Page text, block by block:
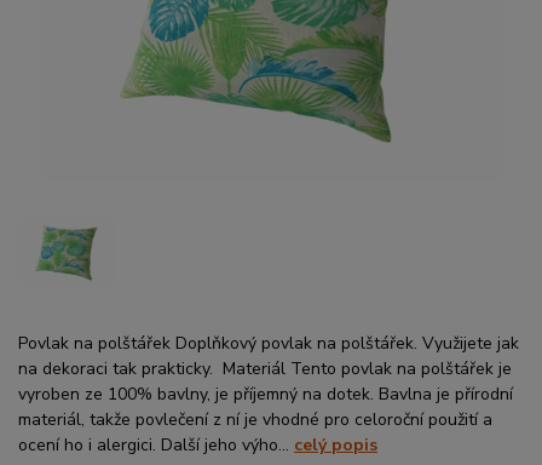
Povlak na polštářek Doplňkový povlak na polštářek. Využijete jak
na dekoraci tak prakticky. Materiál Tento povlak na polštářek je
vyroben ze 100% bavlny, je příjemný na dotek. Bavlna je přírodní
materiál, takže povlečení z ní je vhodné pro celoroční použití a
ocení ho i alergici. Další jeho výho... celý popis